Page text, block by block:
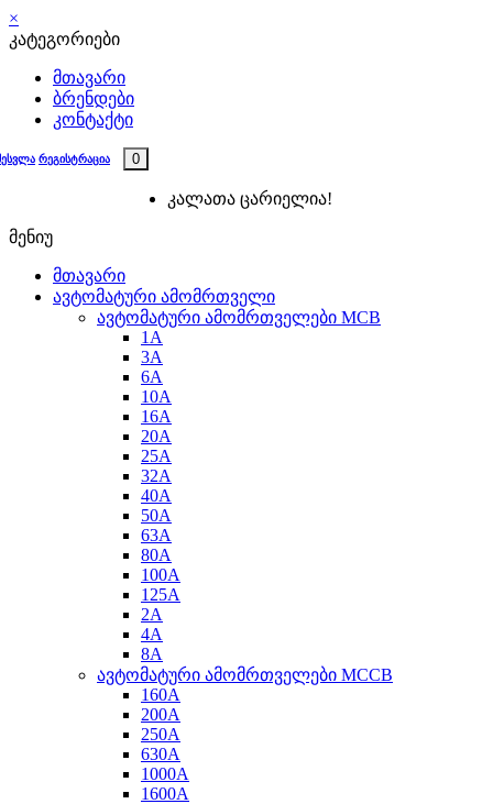
×
კატეგორიები
მთავარი
ბრენდები
კონტაქტი
რეგისტრაცია 0
კალათა ცარიელია!
მენიუ
მთავარი
ავტომატური ამომრთველი
ავტომატური ამომრთველები MCB
1A
3A
6A
10A
16A
20A
25А
32A
40A
50A
63A
80A
100A
125A
2A
4A
8A
ავტომატური ამომრთველები MCCB
160A
200A
250A
630A
1000A
1600A